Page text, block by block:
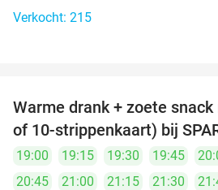
Verkocht: 215
Warme drank + zoete
of 10-strippenkaart) bij
19:00 19:15 19:30 19:45
20:45
21:00 21:15 21:30